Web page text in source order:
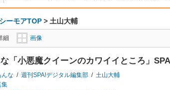
ーモアTOP > 土山大輔
細 画像
「小悪魔クイーンのカワイイところ」
んな / 週刊SPA!デジタル編集部 / 土山大輔
集